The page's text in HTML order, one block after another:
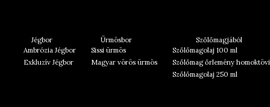
Jégbor
Ambrózia Jégbor
Exkluzív Jégbor
Ürmösbor
Sissi ürmös
Magyar vörös ürmös
Szőlőmagjából
Szőlőmagolaj 100 ml
Szőlőmag őrlemény
Szőlőmagolaj 250 ml